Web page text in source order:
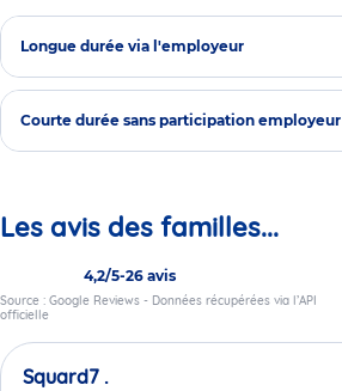
Longue durée via l'employeur
Courte durée sans participation employeur
Les avis des familles...
4,2/5-26 avis
Source : Google Reviews - Données récupérées via l’API
officielle
Squard7 .